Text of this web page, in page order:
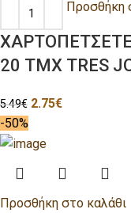
Προσθήκη
20 ΤΜΧ TRES
5.49€ 2.75€
-50%
Προσθήκη στο καλάθι